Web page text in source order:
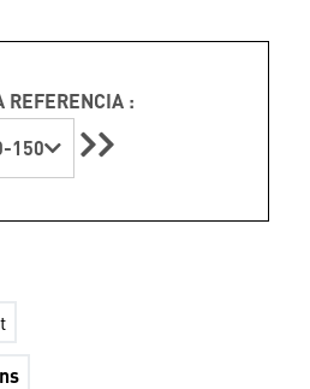
REFERENCIA :
150